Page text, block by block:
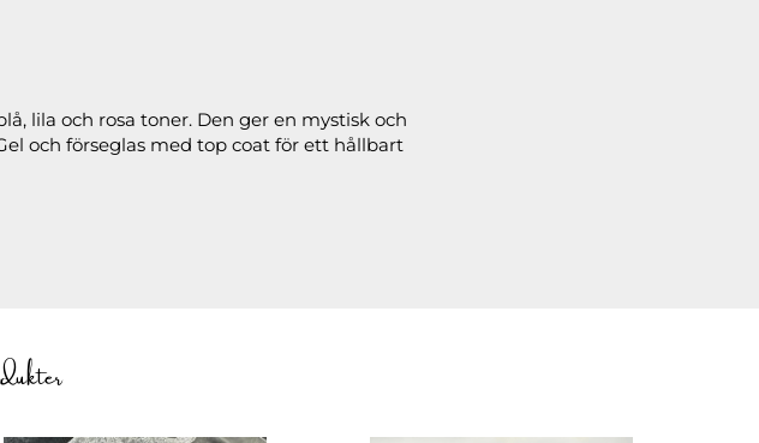
lila och rosa toner. Den ger en mystisk och
och förseglas med top coat för ett hållbart